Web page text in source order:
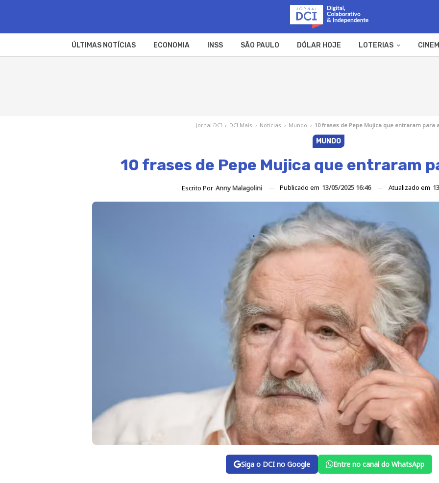
ÚLTIMAS NOTÍCIAS ECONOMIA INSS SÃO PAULO DÓLAR HOJE LOTERIAS
Jornal DCI › DCI Mais › Notícias › Mundo › 10 frases de Pepe Mujica que entraram para
MUNDO
10 frases de Pepe Mujica que entraram
Escrito Por Anny Malagolini Publicado em 13/05/2025 16:46 Atualizado em
Siga o DCI no Google Entre no canal do WhatsApp